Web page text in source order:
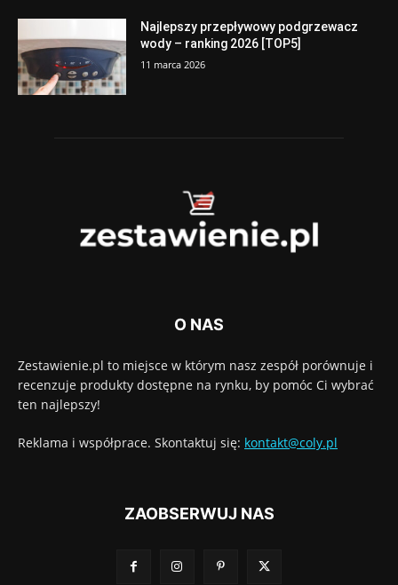
Najlepszy przepływowy podgrzewacz
wody – ranking 2026 [TOP5]
11 marca 2026
O NAS
Zestawienie.pl to miejsce w którym nasz zespół porównuje i
recenzuje produkty dostępne na rynku, by pomóc Ci wybrać
ten najlepszy!
Reklama i współprace. Skontaktuj się: kontakt@coly.pl
ZAOBSERWUJ NAS